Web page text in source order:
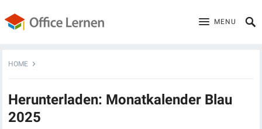
MENU
HOME
Herunterladen: Monatkalender Blau
2025